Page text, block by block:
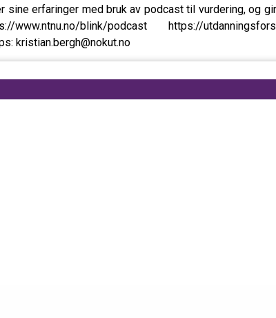
sine erfaringer med bruk av podcast til vurdering, og
blink/podcast https://
kristian.bergh@nokut.no